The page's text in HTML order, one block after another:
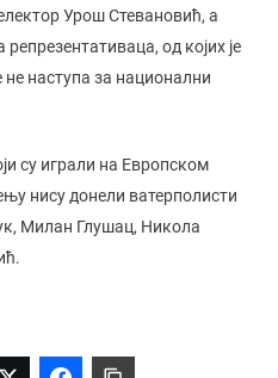
Урош Стевановић, а
репрезентативаца, од којих је
наступа за национални
су играли на Европском
нису донели ватерполисти
Милан Глушац, Никола